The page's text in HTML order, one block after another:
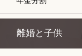
離婚と子供